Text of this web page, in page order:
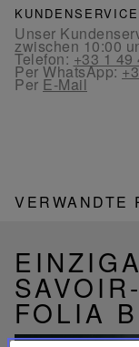
KUNDENSERVICE
Unser
zwischen 10:00
Telefon:+33 1 49
Per WhatsApp:
Per E-Mail
VERWANDTE
FOLIA